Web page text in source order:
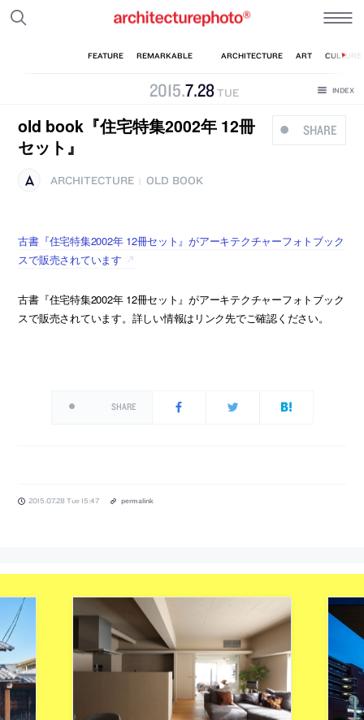
2015.7.28 TUE
SHARE
old book『住宅特集2002年 12冊
セット』
ARCHITECTURE OLD BOOK
古書『住宅特集2002年 12冊セット』がアーキテクチャーフォトブック
スで販売されています
古書『住宅特集2002年 12冊セット』がアーキテクチャーフォトブック
スで販売されています。詳しい情報はリンク先でご確認ください。
SHARE
2015.07.28 Tue 15:47 permalink